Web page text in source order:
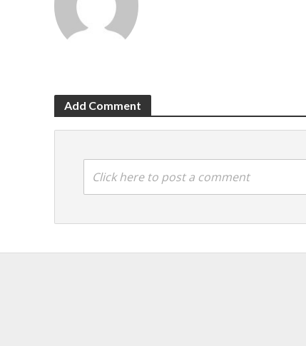
Add Comment
Click here to post a comment